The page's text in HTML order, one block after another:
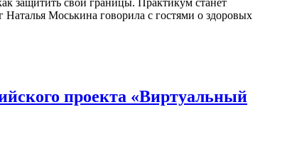
защитить свои границы. Практикум станет
Моськина говорила с гостями о здоровых
проекта «Виртуальный